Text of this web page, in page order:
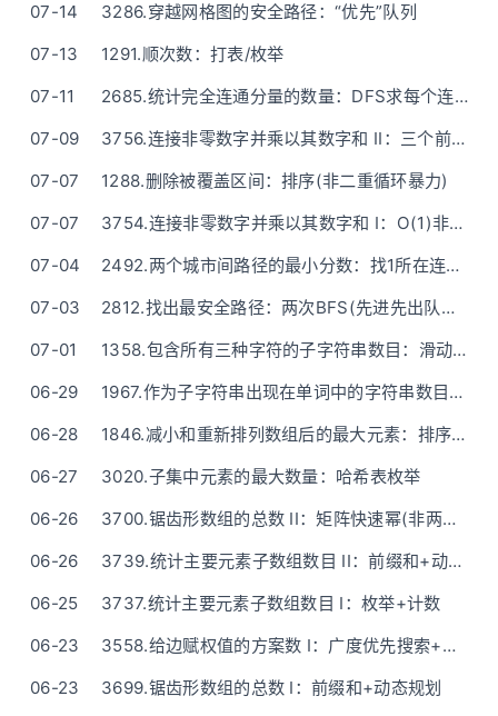
07-14
3286.穿越网格图的安全路径：“优先”队列
07-13
1291.顺次数：打表/枚举
07-11
2685.统计完全连通分量的数量：DFS求每个连通块的边点数
07-09
3756.连接非零数字并乘以其数字和 II：三个前缀和
07-07
1288.删除被覆盖区间：排序(非二重循环暴力)
07-07
3754.连接非零数字并乘以其数字和 I：O(1)非字符串写法
07-04
2492.两个城市间路径的最小分数：找1所在连通图的最小边(BFS / DFS)
07-03
2812.找出最安全路径：两次BFS(先进先出队列+优先队列)
07-01
1358.包含所有三种字符的子字符串数目：滑动窗口(两种写法直接推荐方法二)
06-29
1967.作为子字符串出现在单词中的字符串数目：遍历枚举
06-28
1846.减小和重新排列数组后的最大元素：排序(5行代码搞定)(贪心)
06-27
3020.子集中元素的最大数量：哈希表枚举
06-26
3700.锯齿形数组的总数 II：矩阵快速幂(非两行的解法)
06-26
3739.统计主要元素子数组数目 II：前缀和+动态规划+枚举维护(问题的多次转换)
06-25
3737.统计主要元素子数组数目 I：枚举+计数
06-23
3558.给边赋权值的方案数 I：广度优先搜索+数学（一看就懂，无复杂推导）
06-23
3699.锯齿形数组的总数 I：前缀和+动态规划